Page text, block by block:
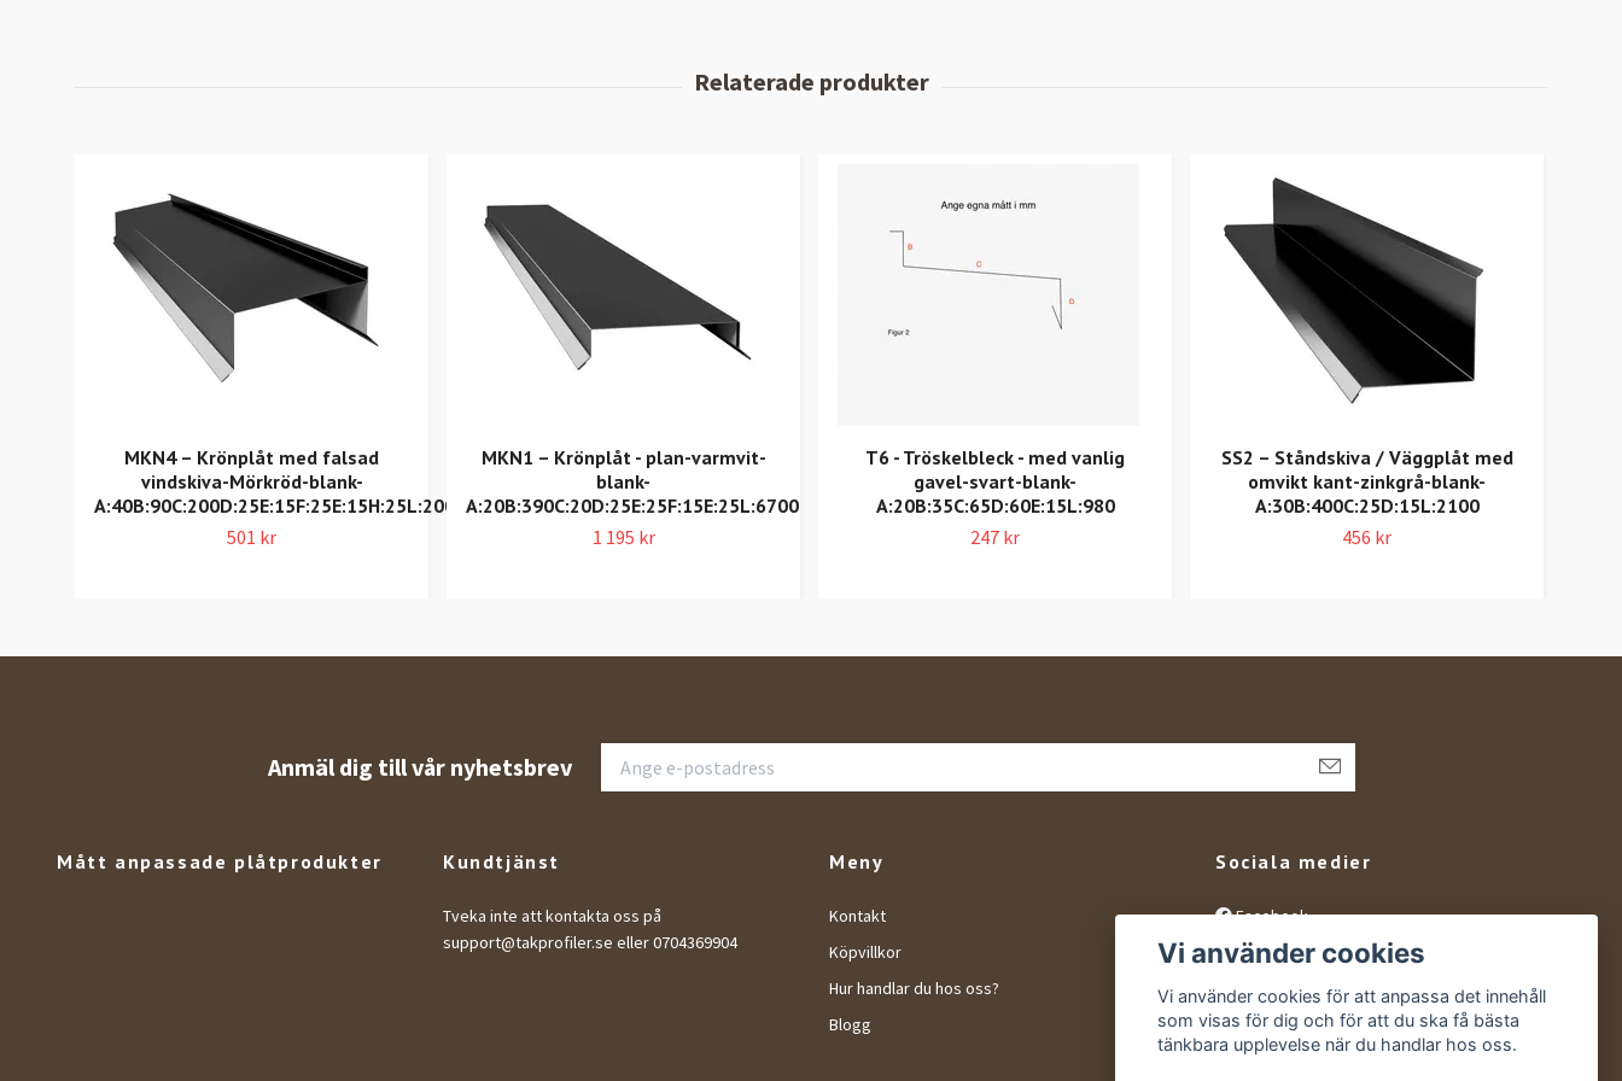
MKN4 – Krönplåt med falsad
vindskiva-Mörkröd-blank-
A:40B:90C:200D:25E:15F:25E:15H:25L:2000
501 kr
MKN1 – Krönplåt - plan-varmvit-
blank-
A:20B:390C:20D:25E:25F:15E:25L:6700
1 195 kr
T6 - Tröskelbleck - med vanlig
gavel-svart-blank-
A:20B:35C:65D:60E:15L:980
247 kr
SS2 – Ståndskiva / Väggplåt med
omvikt kant-zinkgrå-blank-
A:30B:400C:25D:15L:2100
456 kr
Anmäl dig till vår nyhetsbrev
Mått anpassade plåtprodukter Kundtjänst
Tveka inte att kontakta oss på
support@takprofiler.se eller 0704369904
Meny
Kontakt
Köpvillkor
Hur handlar du hos oss?
Blogg
Sociala medier
Facebook
Instagram
YouTube
Vi använder cookies
Vi använder cookies för att anpassa det innehåll
som visas för dig och för att du ska få bästa
tänkbara upplevelse när du handlar hos oss.